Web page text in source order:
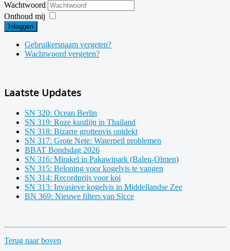
Wachtwoord
Onthoud mij
Inloggen
Gebruikersnaam vergeten?
Wachtwoord vergeten?
Laatste Updates
SN 320: Ocean Berlin
SN 319: Roze kustlijn in Thailand
SN 318: Bizarre grottenvis ontdekt
SN 317: Grote Nete: Waterpeil problemen
BBAT Bondsdag 2026
SN 316: Mirakel in Pakawipark (Balen-Olmen)
SN 315: Beloning voor kogelvis te vangen
SN 314: Recordprijs voor koi
SN 313: Invasieve kogelvis in Middellandse Zee
BN 369: Nieuwe filters van Sicce
Terug naar boven